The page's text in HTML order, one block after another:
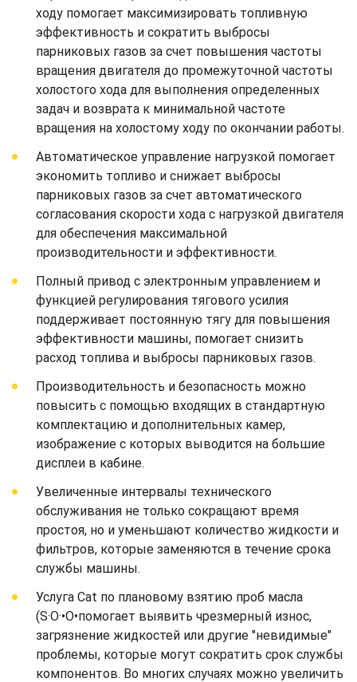
ходу помогает максимизировать топливную
эффективность и сократить выбросы
парниковых газов за счет повышения частоты
вращения двигателя до промежуточной частоты
холостого хода для выполнения определенных
задач и возврата к минимальной частоте
вращения на холостому ходу по окончании работы.
Автоматическое управление нагрузкой помогает
экономить топливо и снижает выбросы
парниковых газов за счет автоматического
согласования скорости хода с нагрузкой двигателя
для обеспечения максимальной
производительности и эффективности.
Полный привод с электронным управлением и
функцией регулирования тягового усилия
поддерживает постоянную тягу для повышения
эффективности машины, помогает снизить
расход топлива и выбросы парниковых газов.
Производительность и безопасность можно
повысить с помощью входящих в стандартную
комплектацию и дополнительных камер,
изображение с которых выводится на большие
дисплеи в кабине.
Увеличенные интервалы технического
обслуживания не только сокращают время
простоя, но и уменьшают количество жидкости и
фильтров, которые заменяются в течение срока
службы машины.
Услуга Cat по плановому взятию проб масла
(S·O·•O•помогает выявить чрезмерный износ,
загрязнение жидкостей или другие "невидимые"
проблемы, которые могут сократить срок службы
компонентов. Во многих случаях можно увеличить